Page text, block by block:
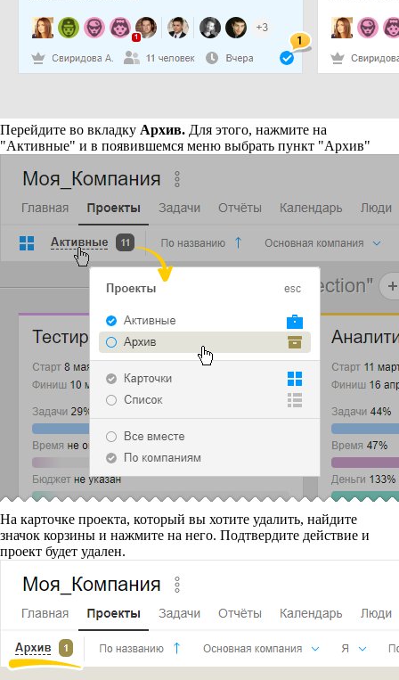
Перейдите во вкладку Архив. Для этого, нажмите на
"Активные" и в появившемся меню выбрать пункт "Архив"
На карточке проекта, который вы хотите удалить, найдите
значок корзины и нажмите на него. Подтвердите действие и
проект будет удален.